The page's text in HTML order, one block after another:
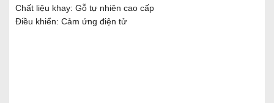
Chất liệu khay: Gỗ tự nhiên cao cấp
Điều khiển: Cảm ứng điện tử